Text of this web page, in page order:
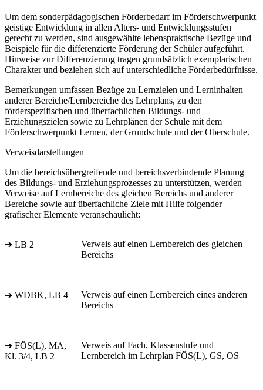
Um dem sonderpädagogischen Förderbedarf im Förderschwerpunkt
geistige Entwicklung in allen Alters- und Entwicklungsstufen
gerecht zu werden, sind ausgewählte lebenspraktische Bezüge und
Beispiele für die differenzierte Förderung der Schüler aufgeführt.
Hinweise zur Differenzierung tragen grundsätzlich exemplarischen
Charakter und beziehen sich auf unterschiedliche Förderbedürfnisse.
Bemerkungen umfassen Bezüge zu Lernzielen und Lerninhalten
anderer Bereiche/Lernbereiche des Lehrplans, zu den
förderspezifischen und überfachlichen Bildungs- und
Erziehungszielen sowie zu Lehrplänen der Schule mit dem
Förderschwerpunkt Lernen, der Grundschule und der Oberschule.
Verweisdarstellungen
Um die bereichsübergreifende und bereichsverbindende Planung
des Bildungs- und Erziehungsprozesses zu unterstützen, werden
Verweise auf Lernbereiche des gleichen Bereichs und anderer
Bereiche sowie auf überfachliche Ziele mit Hilfe folgender
grafischer Elemente veranschaulicht:
➔ LB 2
Verweis auf einen Lernbereich des gleichen
Bereichs
➔ WDBK, LB 4
Verweis auf einen Lernbereich eines anderen
Bereichs
➔ FÖS(L), MA,
Kl. 3/4, LB 2
Verweis auf Fach, Klassenstufe und
Lernbereich im Lehrplan FÖS(L), GS, OS